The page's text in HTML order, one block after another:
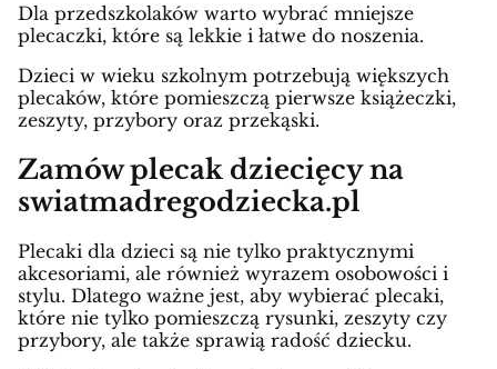
Dla przedszkolaków warto wybrać mniejsze
plecaczki, które są lekkie i łatwe do noszenia.
Dzieci w wieku szkolnym potrzebują większych
plecaków, które pomieszczą pierwsze książeczki,
zeszyty, przybory oraz przekąski.
Zamów plecak dziecięcy na
swiatmadregodziecka.pl
Plecaki dla dzieci są nie tylko praktycznymi
akcesoriami, ale również wyrazem osobowości i
stylu. Dlatego ważne jest, aby wybierać plecaki,
które nie tylko pomieszczą rysunki, zeszyty czy
przybory, ale także sprawią radość dziecku.